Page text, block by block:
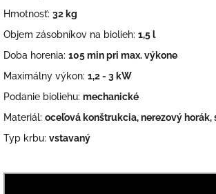
Hmotnosť: 32 kg
Objem zásobníkov na biolieh: 1,5 l
Doba horenia: 105 min pri max. výkone
Maximálny výkon: 1,2 - 3 kW
Podanie bioliehu: mechanické
Materiál: oceľová konštrukcia, nerezový horák,
Typ krbu: vstavaný